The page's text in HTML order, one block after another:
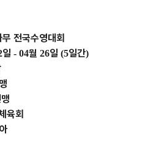
전국수영대회
일 - 04월 26일 (5일간)
육회